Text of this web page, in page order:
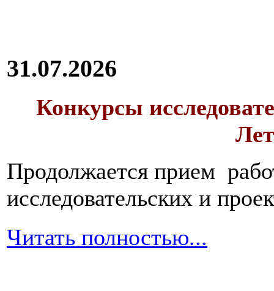
31.07.2026
Конкурсы
Продолжается прием
исследовательских и
Читать полностью...